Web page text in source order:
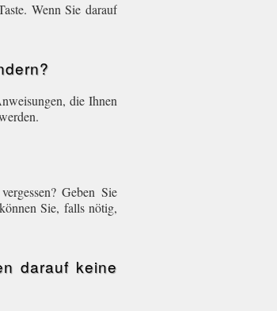
Wenn Sie darauf
die Ihnen
Geben Sie
Sie, falls nötig,
darauf keine